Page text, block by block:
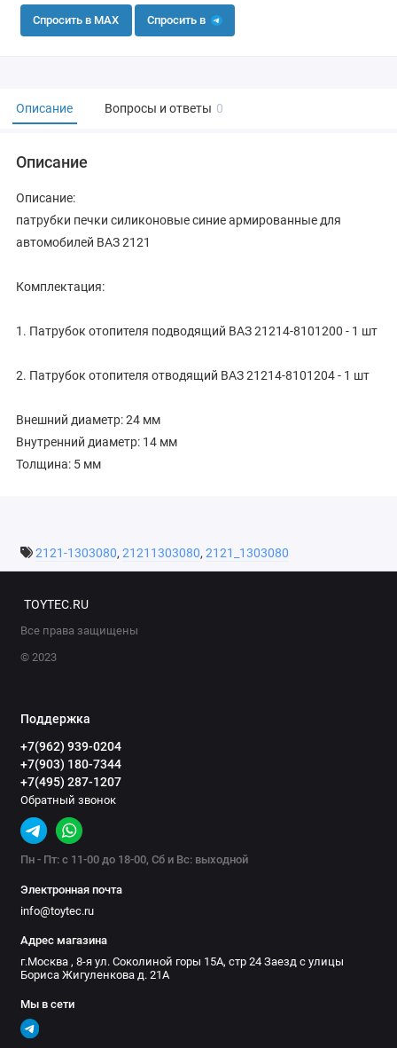
Спросить в MAX Спросить в
Описание Вопросы и ответы 0
Описание
Описание:
патрубки печки силиконовые синие армированные для
автомобилей ВАЗ 2121
Комплектация:
1. Патрубок отопителя подводящий ВАЗ 21214-8101200 - 1 шт
2. Патрубок отопителя отводящий ВАЗ 21214-8101204 - 1 шт
Внешний диаметр: 24 мм
Внутренний диаметр: 14 мм
Толщина: 5 мм
2121-1303080, 21211303080, 2121_1303080
TOYTEC.RU
Все права защищены
© 2023
Поддержка
+7(962) 939-0204
+7(903) 180-7344
+7(495) 287-1207
Обратный звонок
Пн - Пт: с 11-00 до 18-00, Сб и Вс: выходной
Электронная почта
info@toytec.ru
Адрес магазина
г.Москва , 8-я ул. Соколиной горы 15А, стр 24 Заезд с улицы
Бориса Жигуленкова д. 21А
Мы в сети